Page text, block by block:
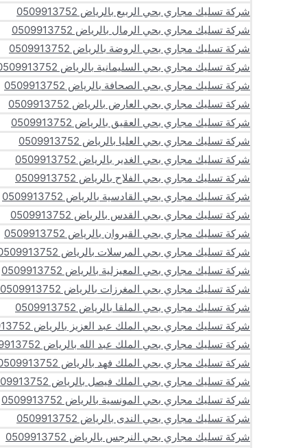
شركة تسليك مجاري بحي الربيع بالرياض 0509913752
شركة تسليك مجاري بحي الرمال بالرياض 0509913752
شركة تسليك مجاري بحي الروضة بالرياض 0509913752
شركة تسليك مجاري بحي السليمانية بالرياض 0509913752
شركة تسليك مجاري بحي الصحافة بالرياض 0509913752
شركة تسليك مجاري بحي العارض بالرياض 0509913752
شركة تسليك مجاري بحي العقيق بالرياض 0509913752
شركة تسليك مجاري بحي العليا بالرياض 0509913752
شركة تسليك مجاري بحي الغدير بالرياض 0509913752
شركة تسليك مجاري بحي الفلاح بالرياض 0509913752
شركة تسليك مجاري بحي القادسية بالرياض 0509913752
شركة تسليك مجاري بحي القدس بالرياض 0509913752
شركة تسليك مجاري بحي القيروان بالرياض 0509913752
شركة تسليك مجاري بحي المرسلات بالرياض 0509913752
شركة تسليك مجاري بحي المعيزلية بالرياض 0509913752
شركة تسليك مجاري بحي المغرزات بالرياض 0509913752
شركة تسليك مجاري بحي الملقا بالرياض 0509913752
شركة تسليك مجاري بحي الملك عبد العزيز بالرياض 0509913752
شركة تسليك مجاري بحي الملك عبد الله بالرياض 0509913752
شركة تسليك مجاري بحي الملك فهد بالرياض 0509913752
شركة تسليك مجاري بحي الملك فيصل بالرياض 0509913752
شركة تسليك مجاري بحي المونسية بالرياض 0509913752
شركة تسليك مجاري بحي الندى بالرياض 0509913752
شركة تسليك مجاري بحي النرجس بالرياض 0509913752